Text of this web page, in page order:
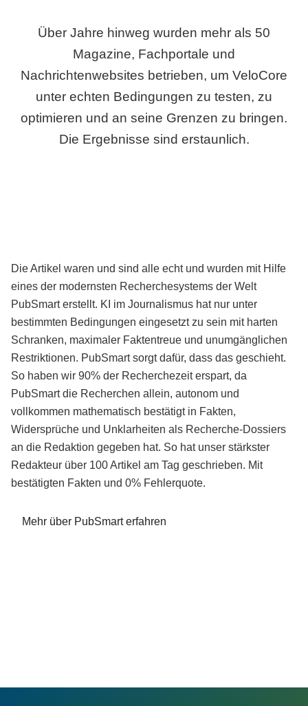
Über Jahre hinweg wurden mehr als 50
Magazine, Fachportale und
Nachrichtenwebsites betrieben, um VeloCore
unter echten Bedingungen zu testen, zu
optimieren und an seine Grenzen zu bringen.
Die Ergebnisse sind erstaunlich.
Die Artikel waren und sind alle echt und wurden mit Hilfe
eines der modernsten Recherchesystems der Welt
PubSmart erstellt. KI im Journalismus hat nur unter
bestimmten Bedingungen eingesetzt zu sein mit harten
Schranken, maximaler Faktentreue und unumgänglichen
Restriktionen. PubSmart sorgt dafür, dass das geschieht.
So haben wir 90% der Recherchezeit erspart, da
PubSmart die Recherchen allein, autonom und
vollkommen mathematisch bestätigt in Fakten,
Widersprüche und Unklarheiten als Recherche-Dossiers
an die Redaktion gegeben hat. So hat unser stärkster
Redakteur über 100 Artikel am Tag geschrieben. Mit
bestätigten Fakten und 0% Fehlerquote.
Mehr über PubSmart erfahren